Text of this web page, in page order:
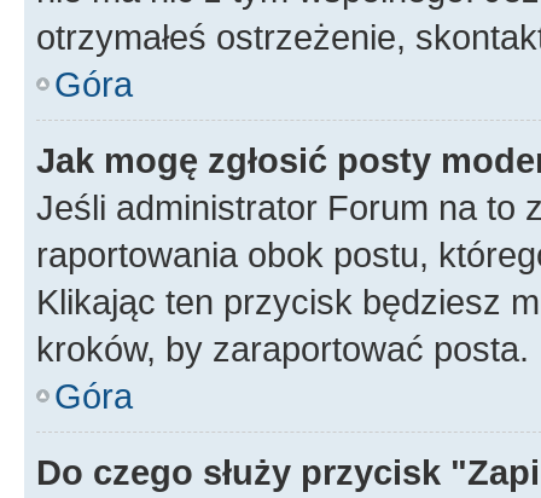
otrzymałeś ostrzeżenie,
Góra
Jak mogę zgłosić posty
Jeśli administrator Forum na to
raportowania obok postu,
Klikając ten przycisk będziesz
kroków, by zaraportować posta.
Góra
Do czego służy przycisk